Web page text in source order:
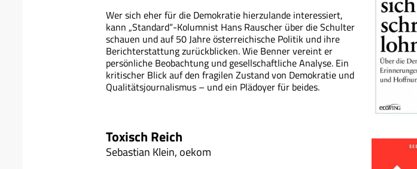
Wer sich eher für die Demokratie hierzulande interessiert,
kann „Standard“-Kolumnist Hans Rauscher über die Schulter
schauen und auf 50 Jahre österreichische Politik und ihre
Berichterstattung zurückblicken. Wie Benner vereint er
persönliche Beobachtung und gesellschaftliche Analyse. Ein
kritischer Blick auf den fragilen Zustand von Demokratie und
Qualitätsjournalismus – und ein Plädoyer für beides.
Toxisch Reich
Sebastian Klein, oekom